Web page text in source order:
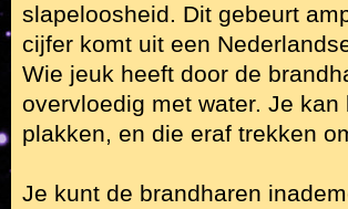
slapeloosheid. Dit gebeurt
cijfer komt uit een
Wie jeuk heeft door de
overvloedig met water. Je
plakken, en die eraf trekken
Je kunt de brandharen